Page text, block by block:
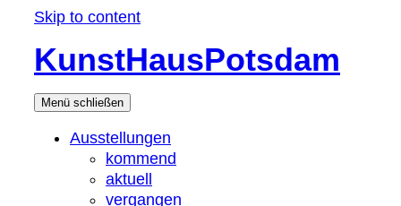
Skip to content
KunstHausPotsdam
Menü schließen
Ausstellungen
kommend
aktuell
vergangen